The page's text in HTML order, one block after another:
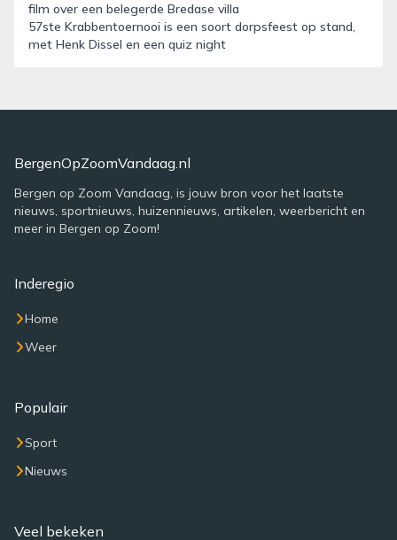
film over een belegerde Bredase villa
57ste Krabbentoernooi is een soort dorpsfeest op stand,
met Henk Dissel en een quiz night
BergenOpZoomVandaag.nl
Bergen op Zoom Vandaag, is jouw bron voor het laatste
nieuws, sportnieuws, huizennieuws, artikelen, weerbericht en
meer in Bergen op Zoom!
Inderegio
Home
Weer
Populair
Sport
Nieuws
Veel bekeken